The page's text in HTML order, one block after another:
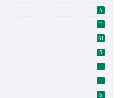
4
11
61
3
1
1
5